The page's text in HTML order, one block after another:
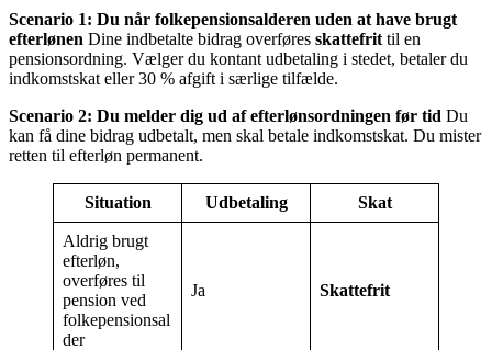
Scenario 1: Du når folkepensionsalderen uden at have brugt
efterlønen Dine indbetalte bidrag overføres skattefrit til en
pensionsordning. Vælger du kontant udbetaling i stedet, betaler du
indkomstskat eller 30 % afgift i særlige tilfælde.
Scenario 2: Du melder dig ud af efterlønsordningen før tid Du
kan få dine bidrag udbetalt, men skal betale indkomstskat. Du mister
retten til efterløn permanent.
Situation Udbetaling Skat
Aldrig brugt
efterløn,
overføres til
pension ved
folkepensionsal
der
Ja Skattefrit